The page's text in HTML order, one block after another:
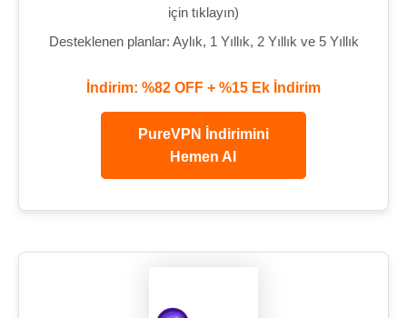
için tıklayın)
Desteklenen planlar: Aylık, 1 Yıllık, 2 Yıllık ve 5 Yıllık
İndirim: %82 OFF + %15 Ek İndirim
PureVPN İndirimini
Hemen Al